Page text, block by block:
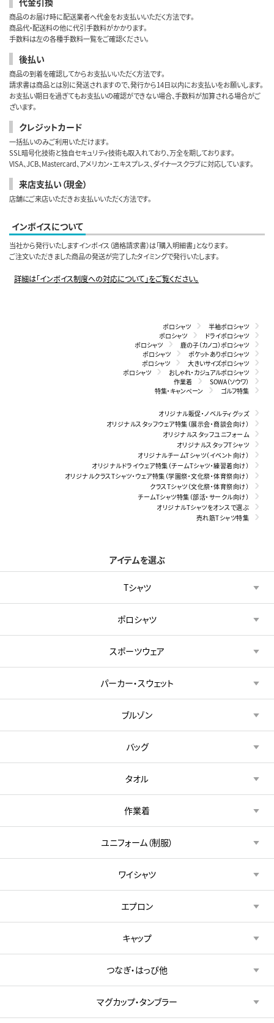
商品のお届け時に配送業者へ代金をお支払いいただく方法です。
商品代・配送料の他に代引手数料がかかります。
手数料は左の各種手数料一覧をご確認ください。
後払い
商品の到着を確認してからお支払いいただく方法です。
請求書は商品とは別に発送されますので、発行から14日以内にお支払いをお願いします。
お支払い期日を過ぎてもお支払いの確認ができない場合、手数料が加算される場合がご
ざいます。
クレジットカード
一括払いのみご利用いただけます。
SSL暗号化技術と独自セキュリティ技術も取入れており、万全を期しております。
VISA、JCB、Mastercard、アメリカン・エキスプレス、ダイナースクラブに対応しています。
来店支払い（現金）
店舗にご来店いただきお支払いいただく方法です。
インボイスについて
当社から発行いたしますインボイス（適格請求書）は「購入明細書」となります。
ご注文いただきました商品の発送が完了したタイミングで発行いたします。
詳細は「インボイス制度への対応について」をご覧ください。
ポロシャツ
半袖ポロシャツ
ポロシャツ
ドライポロシャツ
ポロシャツ
鹿の子（カノコ）ポロシャツ
ポロシャツ
ポケットありポロシャツ
ポロシャツ
大きいサイズポロシャツ
ポロシャツ
おしゃれ・カジュアルポロシャツ
作業着
SOWA（ソウワ）
特集・キャンペーン
ゴルフ特集
オリジナル販促・ノベルティグッズ
オリジナルスタッフウェア特集（展示会・商談会向け）
オリジナルスタッフユニフォーム
オリジナルスタッフTシャツ
オリジナルチームTシャツ（イベント向け）
オリジナルドライウェア特集（チームTシャツ・練習着向け）
オリジナルクラスTシャツ・ウェア特集（学園祭・文化祭・体育祭向け）
クラスTシャツ（文化祭・体育祭向け）
チームTシャツ特集（部活・サークル向け）
オリジナルTシャツをオンスで選ぶ
売れ筋Tシャツ特集
アイテムを選ぶ
Tシャツ
ポロシャツ
スポーツウェア
パーカー・スウェット
ブルゾン
バッグ
タオル
作業着
ユニフォーム（制服）
ワイシャツ
エプロン
キャップ
つなぎ・はっぴ他
マグカップ・タンブラー